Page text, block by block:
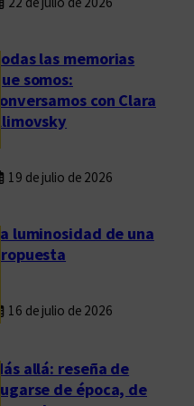
Todas las memorias
que somos:
conversamos con Clara
Klimovsky
19 de julio de 2026
La luminosidad de una
propuesta
16 de julio de 2026
Más allá: reseña de
Fugarse de época, de